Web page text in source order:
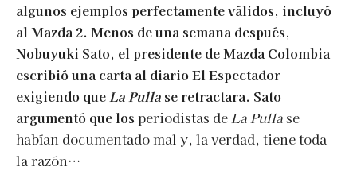
algunos ejemplos perfectamente válidos, incluyó
al Mazda 2. Menos de una semana después,
Nobuyuki Sato, el presidente de Mazda Colombia
escribió una carta al diario El Espectador
exigiendo queLa Pulla se retractara. Sato
argumentó que los periodistas deLa Pullase
habían documentado mal y, la verdad, tiene toda
la razón…